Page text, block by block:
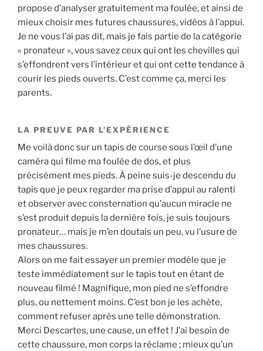
propose d’analyser gratuitement ma foulée, et ainsi de
mieux choisir mes futures chaussures, vidéos à l’appui.
Je ne vous l’ai pas dit, mais je fais partie de la catégorie
« pronateur », vous savez ceux qui ont les chevilles qui
s’effondrent vers l’intérieur et qui ont cette tendance à
courir les pieds ouverts. C’est comme ça, merci les
parents.
LA PREUVE PAR L’EXPÉRIENCE
Me voilà donc sur un tapis de course sous l’œil d’une
caméra qui filme ma foulée de dos, et plus
précisément mes pieds. À peine suis-je descendu du
tapis que je peux regarder ma prise d’appui au ralenti
et observer avec consternation qu’aucun miracle ne
s’est produit depuis la dernière fois, je suis toujours
pronateur… mais je m’en doutais un peu, vu l’usure de
mes chaussures.
Alors on me fait essayer un premier modèle que je
teste immédiatement sur le tapis tout en étant de
nouveau filmé ! Magnifique, mon pied ne s’effondre
plus, ou nettement moins. C’est bon je les achète,
comment refuser après une telle démonstration.
Merci Descartes, une cause, un effet ! J’ai besoin de
cette chaussure, mon corps la réclame ; mieux qu’un